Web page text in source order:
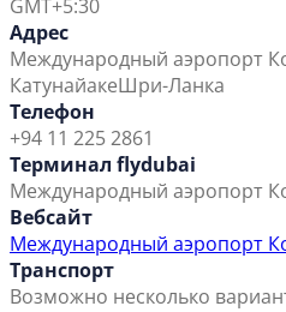
GMT+5:30
Адрес
Международный аэропорт
КатунайакеШри-Ланка
Телефон
+94 11 225 2861
Терминал flydubai
Международный аэропорт
Вебсайт
Международный аэропорт
Транспорт
Возможно несколько